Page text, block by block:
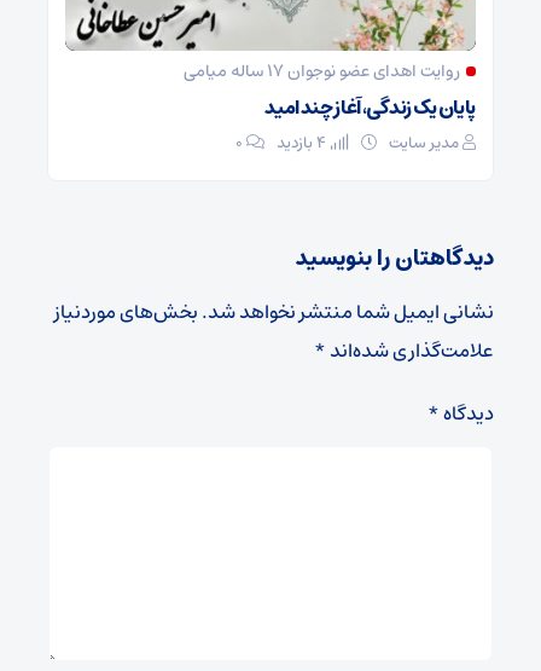
روایت اهدای عضو نوجوان ۱۷ ساله میامی
پایان یک زندگی، آغاز چند امید
مدیر سایت ۰
دیدگاهتان را بنویسید
نشانی ایمیل شما منتشر نخواهد شد.بخش‌های موردنیاز
علامت‌گذاری شده‌اند*
دیدگاه*